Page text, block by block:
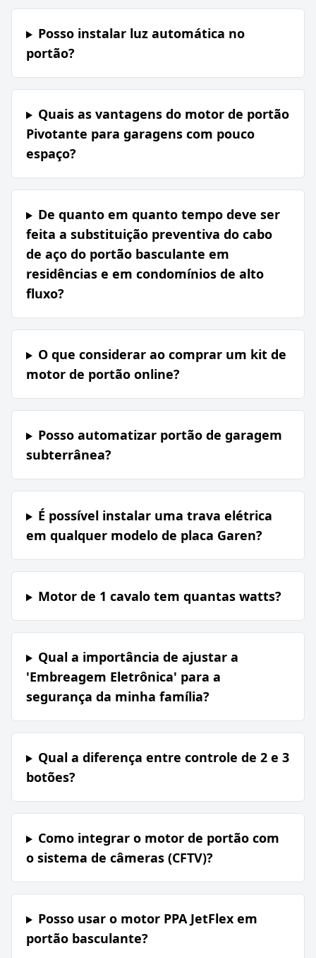
Posso instalar luz automática no
portão?
Quais as vantagens do motor de portão
Pivotante para garagens com pouco
espaço?
De quanto em quanto tempo deve ser
feita a substituição preventiva do cabo
de aço do portão basculante em
residências e em condomínios de alto
fluxo?
O que considerar ao comprar um kit de
motor de portão online?
Posso automatizar portão de garagem
subterrânea?
É possível instalar uma trava elétrica
em qualquer modelo de placa Garen?
Motor de 1 cavalo tem quantas watts?
Qual a importância de ajustar a
'Embreagem Eletrônica' para a
segurança da minha família?
Qual a diferença entre controle de 2 e 3
botões?
Como integrar o motor de portão com
o sistema de câmeras (CFTV)?
Posso usar o motor PPA JetFlex em
portão basculante?